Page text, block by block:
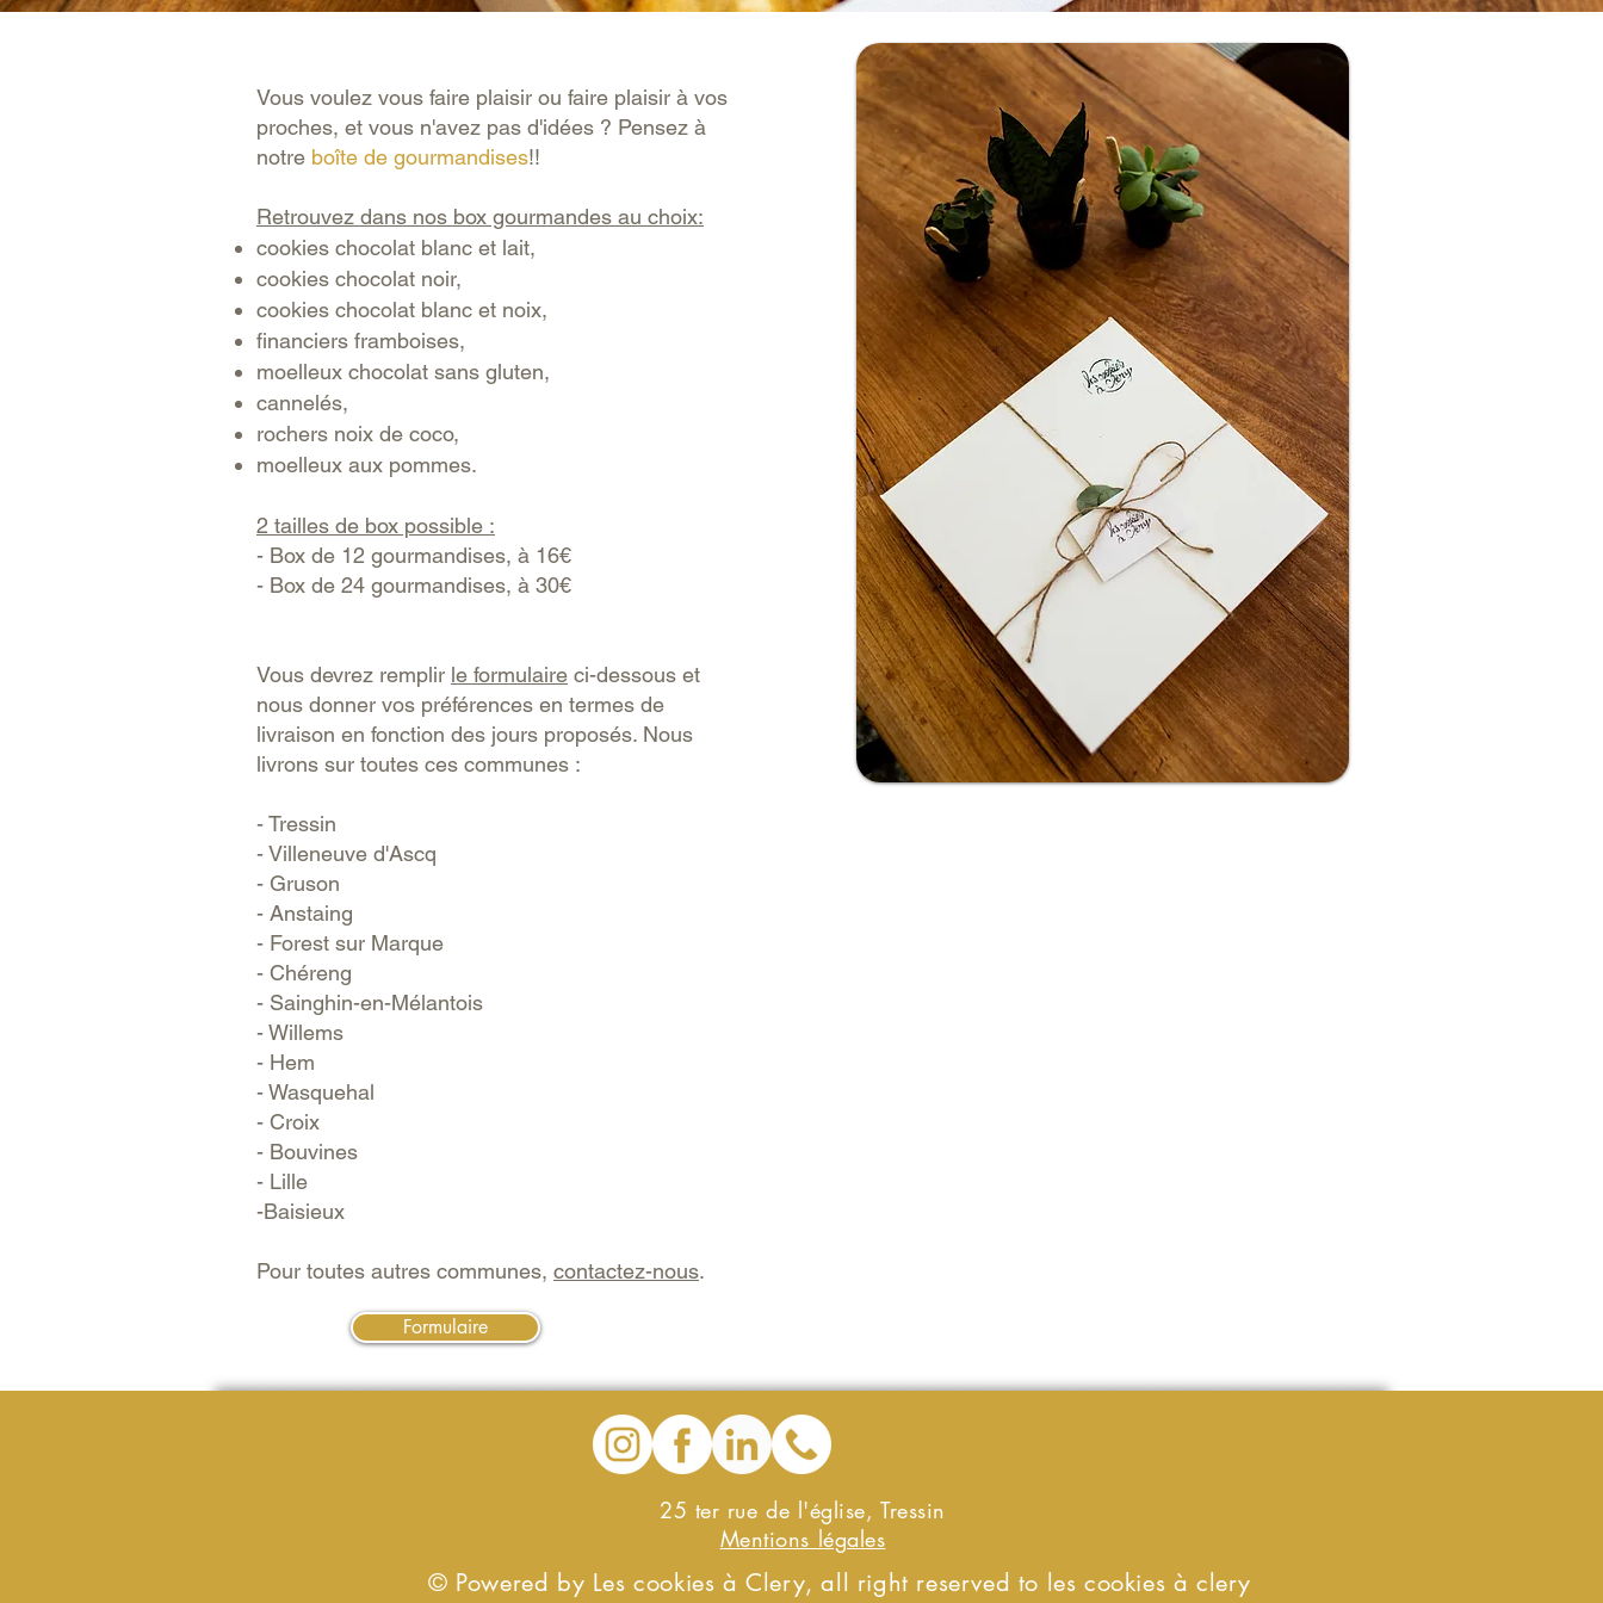
Vous voulez vous faire plaisir ou faire plaisir à vos
proches, et vous n'avez pas d'idées ? Pensez à
notre boîte de gourmandises!!
Retrouvez dans nos box gourmandes au choix:
cookies chocolat blanc et lait,
cookies chocolat noir,
cookies chocolat blanc et noix,
financiers framboises,
moelleux chocolat sans gluten,
cannelés,
rochers noix de coco,
moelleux aux pommes.
2 tailles de box possible :
- Box de 12 gourmandises, à 16€
- Box de 24 gourmandises, à 30€
Vous devrez remplir le formulaire ci-dessous et
nous donner vos préférences en termes de
livraison en fonction des jours proposés. Nous
livrons sur toutes ces communes :
- Tressin
- Villeneuve d'Ascq
- Gruson
- Anstaing
- Forest sur Marque
- Chéreng
- Sainghin-en-Mélantois
- Willems
- Hem
- Wasquehal
- Croix
- Bouvines
- Lille
-Baisieux
Pour toutes autres communes, contactez-nous.
Formulaire
25 ter rue de l'église, Tressin
Mentions légales
© Powered by Les cookies à Clery, all right reserved to les cookies à clery